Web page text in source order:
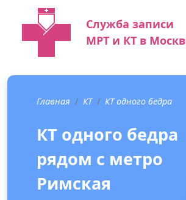
Служба записи
МРТ и КТ в
Главная КТ КТ одного бедра
КТ одного бедра
рядом с метро
Римская